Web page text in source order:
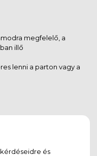
megfelelő, a
illő
lenni a parton vagy a
és